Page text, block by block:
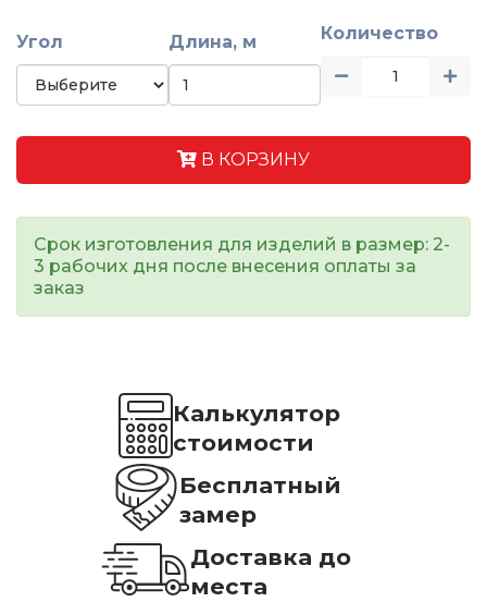
Угол Длина, м Количество
В КОРЗИНУ
Срок изготовления для изделий в размер: 2-
3 рабочих дня после внесения оплаты за
заказ
Калькулятор
стоимости
Бесплатный
замер
Доставка до
места